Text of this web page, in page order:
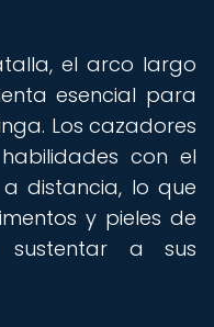
el arco largo
esencial para
Los cazadores
con el
distancia, lo que
y pieles de
a sus